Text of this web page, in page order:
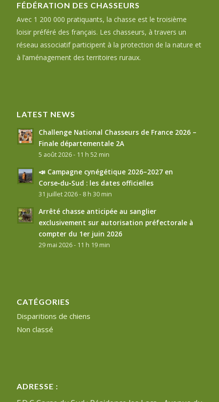
FÉDÉRATION DES CHASSEURS
Avec 1 200 000 pratiquants, la chasse est le troisième
loisir préféré des français. Les chasseurs, à travers un
réseau associatif participent à la protection de la nature et
à l’aménagement des territoires ruraux.
LATEST NEWS
Challenge National Chasseurs de France 2026 –
Finale départementale 2A
5 août 2026 - 11 h 52 min
📣 Campagne cynégétique 2026–2027 en
Corse‑du‑Sud : les dates officielles
31 juillet 2026 - 8 h 30 min
Arrêté chasse anticipée au sanglier
exclusivement sur autorisation préfectorale à
compter du 1er juin 2026
29 mai 2026 - 11 h 19 min
CATÉGORIES
Disparitions de chiens
Non classé
ADRESSE :